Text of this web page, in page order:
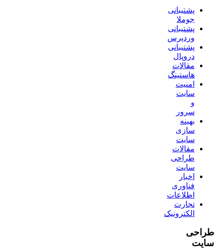
پشتیبانی
جوملا
پشتیبانی
وردپرس
پشتیبانی
دروپال
مقالات
هاستینگ
امنیت
سایت
و
سرور
بهینه
سازی
سایت
مقالات
طراحی
سایت
اخبار
فناوری
اطلاعات
تجارت
الکترونیک
طراحی
سایت